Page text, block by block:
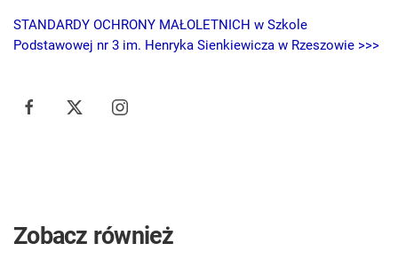
STANDARDY OCHRONY MAŁOLETNICH w Szkole
Podstawowej nr 3 im. Henryka Sienkiewicza w Rzeszowie >>>
Zobacz również